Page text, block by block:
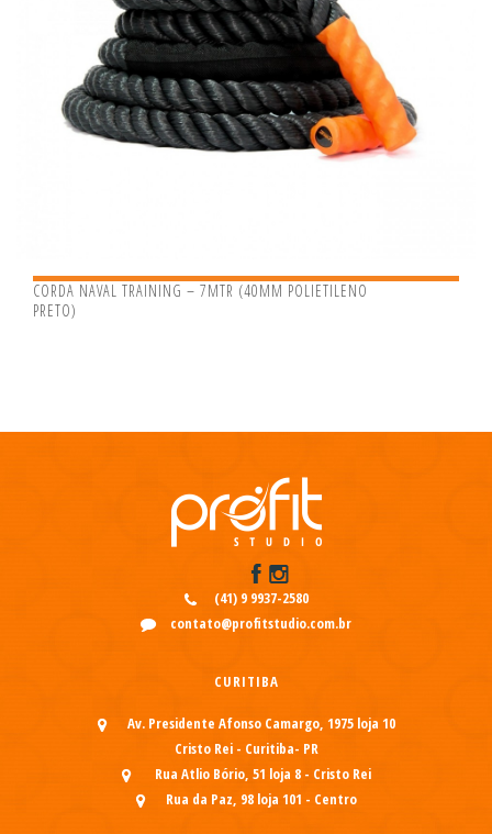
CORDA NAVAL TRAINING – 7MTR (40MM POLIETILENO
PRETO)
(41) 9 9937-2580
contato@profitstudio.com.br
CURITIBA
Av. Presidente Afonso Camargo, 1975 loja 10
Cristo Rei - Curitiba- PR
Rua Atlio Bório, 51 loja 8 - Cristo Rei
Rua da Paz, 98 loja 101 - Centro